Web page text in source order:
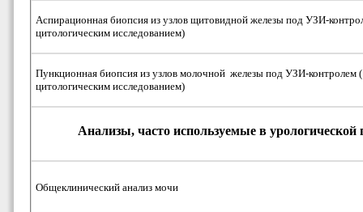
Аспирационная биопсия из узлов щитовидной железы под УЗИ-
цитологическим исследованием)
Пункционная биопсия из узлов молочной железы под УЗИ-контролем
цитологическим исследованием)
Анализы, часто используемые в урологической
Общеклинический анализ мочи